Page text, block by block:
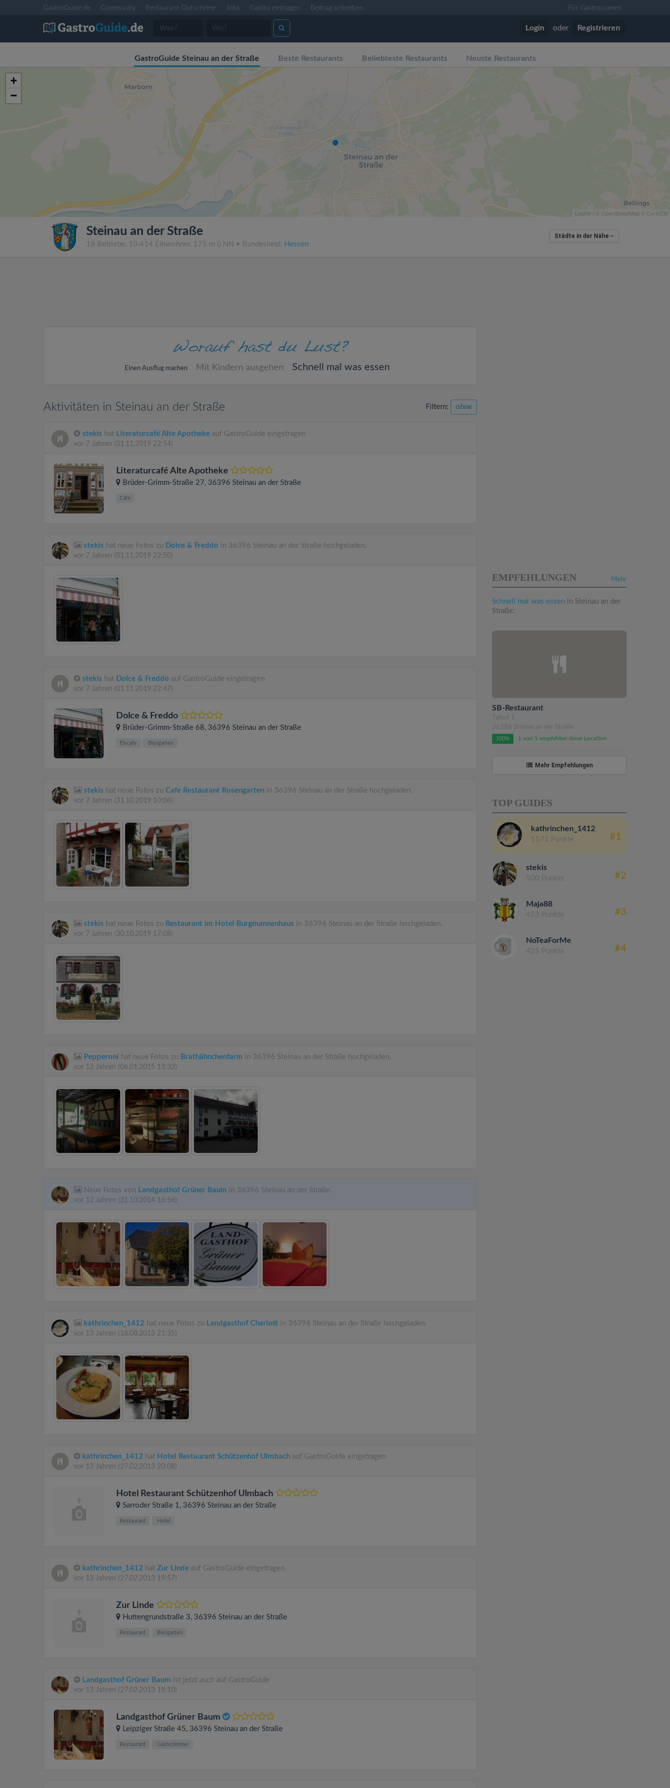
GastroGuide.de Community Restaurant-Gutscheine Jobs Gastro eintragen Beitrag schreiben Für Gastronomen
Login oder Registrieren
GastroGuide Steinau an der Straße Beste Restaurants Beliebteste Restaurants Neuste Restaurants
+
−
Leaflet | © OpenStreetMap © CartoDB
Steinau an der Straße
18 Betriebe, 10.414 Einwohner, 175 m ü.NN • Bundesland: Hessen
Städte in der Nähe
Einen Ausflug machen Mit Kindern ausgehen Schnell mal was essen
Aktivitäten in Steinau an der Straße Filtern: ohne
stekis hat Literaturcafé Alte Apotheke auf GastroGuide eingetragen
vor 7 Jahren (01.11.2019 22:54)
Literaturcafé Alte Apotheke
Brüder-Grimm-Straße 27, 36396 Steinau an der Straße
Cafe
stekis hat neue Fotos zu Dolce & Freddo in 36396 Steinau an der Straße hochgeladen.
vor 7 Jahren (01.11.2019 22:50)
stekis hat Dolce & Freddo auf GastroGuide eingetragen
vor 7 Jahren (01.11.2019 22:47)
Dolce & Freddo
Brüder-Grimm-Straße 68, 36396 Steinau an der Straße
Eiscafe Biergarten
stekis hat neue Fotos zu Cafe Restaurant Rosengarten in 36396 Steinau an der Straße hochgeladen.
vor 7 Jahren (31.10.2019 10:04)
stekis hat neue Fotos zu Restaurant im Hotel Burgmannenhaus in 36396 Steinau an der Straße hochgeladen.
vor 7 Jahren (30.10.2019 17:08)
Pepperoni hat neue Fotos zu Brathähnchenfarm in 36396 Steinau an der Straße hochgeladen.
vor 12 Jahren (06.01.2015 13:32)
Neue Fotos von Landgasthof Grüner Baum in 36396 Steinau an der Straße.
vor 12 Jahren (31.10.2014 16:56)
kathrinchen_1412 hat neue Fotos zu Landgasthof Charlott in 36396 Steinau an der Straße hochgeladen.
vor 13 Jahren (18.08.2013 21:35)
kathrinchen_1412 hat Hotel Restaurant Schützenhof Ulmbach auf GastroGuide eingetragen
vor 13 Jahren (27.02.2013 20:08)
Hotel Restaurant Schützenhof Ulmbach
Sarroder Straße 1 , 36396 Steinau an der Straße
Restaurant Hotel
kathrinchen_1412 hat Zur Linde auf GastroGuide eingetragen
vor 13 Jahren (27.02.2013 19:57)
Zur Linde
Huttengrundstraße 3, 36396 Steinau an der Straße
Restaurant Biergarten
Landgasthof Grüner Baum ist jetzt auch auf GastroGuide
vor 13 Jahren (27.02.2013 19:10)
Landgasthof Grüner Baum
Leipziger Straße 45, 36396 Steinau an der Straße
Restaurant Gästezimmer
Mehr
EMPFEHLUNGEN
Schnell mal was essen in Steinau an der
Straße:
SB-Restaurant
Talhof 1
36396 Steinau an der Straße
100% 1 von 1 empfehlen diese Location
Mehr Empfehlungen
TOP GUIDES
kathrinchen_1412
1575 Punkte #1
stekis
500 Punkte #2
Maja88
453 Punkte #3
NoTeaForMe
425 Punkte #4